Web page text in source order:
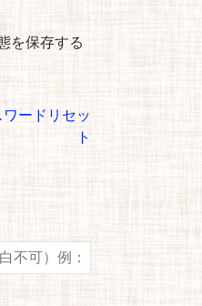
を保存する
ワードリセッ
ト